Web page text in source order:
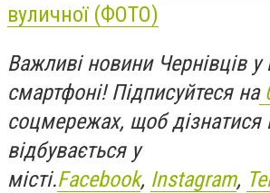
вуличної (ФОТО)
Важливі новини Чернівців
смартфоні! Підписуйтеся на
соцмережах, щоб дізнатися
відбувається у
місті.Facebook, Instagram,